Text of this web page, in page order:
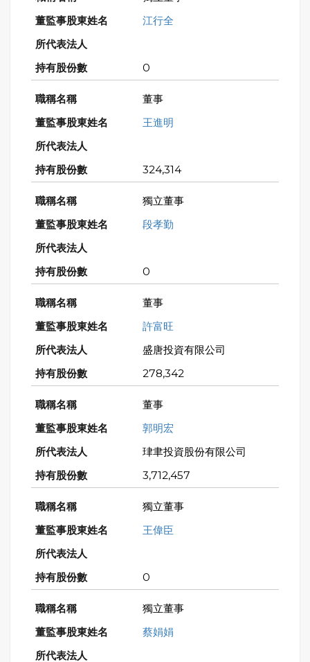
江行全
0
董事
王進明
324,314
獨立董事
段孝勤
0
董事
許富旺
盛唐投資有限公司
278,342
董事
郭明宏
珒聿投資股份有限公司
3,712,457
獨立董事
王偉臣
0
獨立董事
蔡娟娟